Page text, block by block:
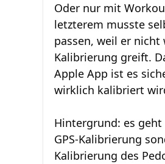
Oder nur mit
letzterem musste
passen, weil er
Kalibrierung greift.
Apple App ist es
wirklich kalibriert
Hintergrund: es
GPS-Kalibrierung
Kalibrierung des